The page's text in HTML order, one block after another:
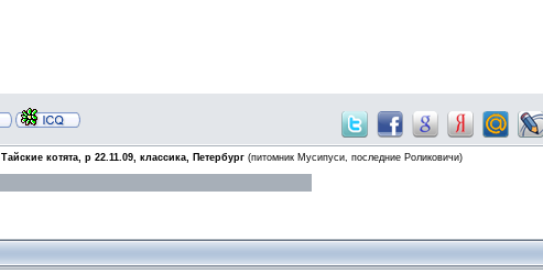
Тайские котята, р 22.11.09, классика, Петербург (питомник Мусипуси, последние Роликовичи)